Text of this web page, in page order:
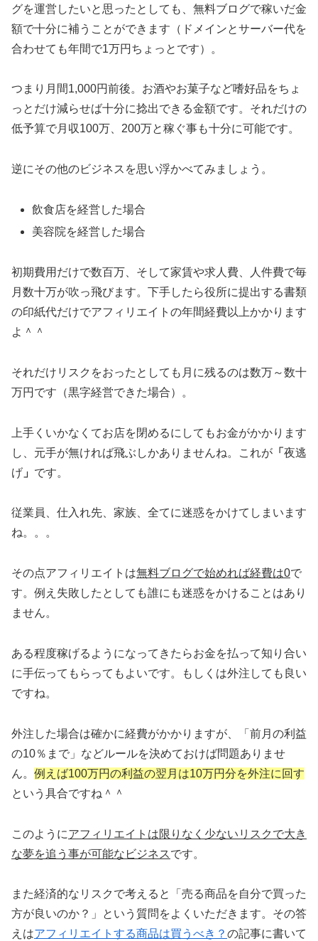
グを運営したいと思ったとしても、無料ブログで稼いだ金
額で十分に補うことができます（ドメインとサーバー代を
合わせても年間で1万円ちょっとです）。
つまり月間1,000円前後。お酒やお菓子など嗜好品をちょ
っとだけ減らせば十分に捻出できる金額です。それだけの
低予算で月収100万、200万と稼ぐ事も十分に可能です。
逆にその他のビジネスを思い浮かべてみましょう。
飲食店を経営した場合
美容院を経営した場合
初期費用だけで数百万、そして家賃や求人費、人件費で毎
月数十万が吹っ飛びます。下手したら役所に提出する書類
の印紙代だけでアフィリエイトの年間経費以上かかります
よ＾＾
それだけリスクをおったとしても月に残るのは数万～数十
万円です（黒字経営できた場合）。
上手くいかなくてお店を閉めるにしてもお金がかかります
し、元手が無ければ飛ぶしかありませんね。これが 「 夜逃
げ 」 です。
従業員、仕入れ先、家族、全てに迷惑をかけてしまいます
ね。。。
その点アフィリエイトは無料ブログで始めれば経費は0で
す。例え失敗したとしても誰にも迷惑をかけることはあり
ません。
ある程度稼げるようになってきたらお金を払って知り合い
に手伝ってもらってもよいです。もしくは外注しても良い
ですね。
外注した場合は確かに経費がかかりますが、「前月の利益
の10％まで」などルールを決めておけば問題ありませ
ん。 例えば100万円の利益の翌月は10万円分を外注に回す
という具合ですね＾＾
このようにアフィリエイトは限りなく少ないリスクで大き
な夢を追う事が可能なビジネスです。
また経済的なリスクで考えると「売る商品を自分で買った
方が良いのか？」という質問をよくいただきます。その答
えはアフィリエイトする商品は買うべき？ の記事に書いて